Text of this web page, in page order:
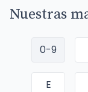
Nuestras
0-9
E